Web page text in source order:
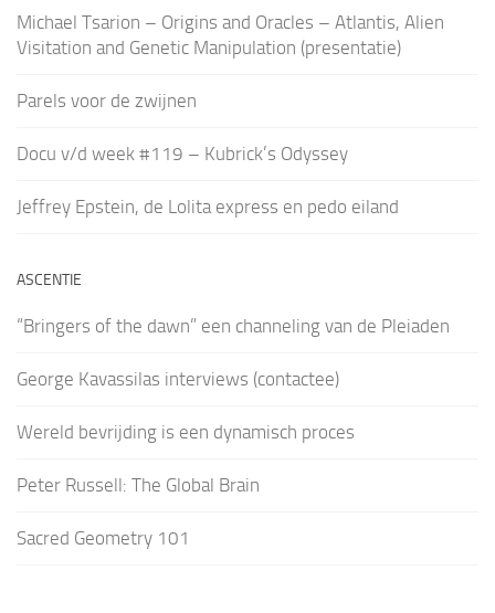
Michael Tsarion – Origins and Oracles – Atlantis, Alien
Visitation and Genetic Manipulation (presentatie)
Parels voor de zwijnen
Docu v/d week #119 – Kubrick’s Odyssey
Jeffrey Epstein, de Lolita express en pedo eiland
ASCENTIE
“Bringers of the dawn” een channeling van de Pleiaden
George Kavassilas interviews (contactee)
Wereld bevrijding is een dynamisch proces
Peter Russell: The Global Brain
Sacred Geometry 101